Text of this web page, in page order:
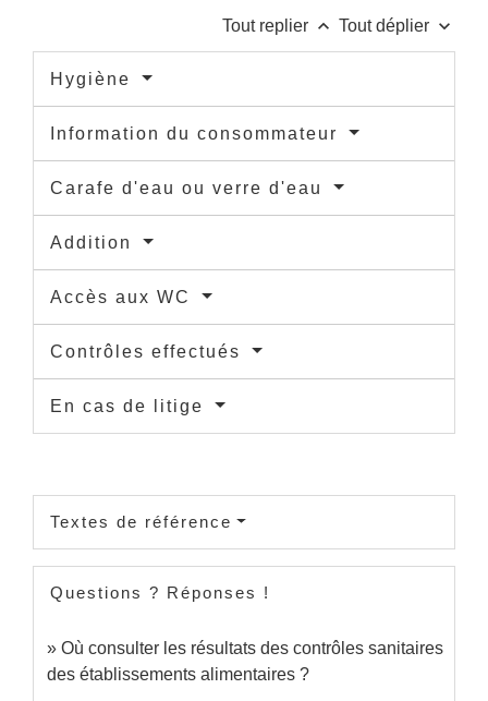
Tout replier keyboard_arrow_up Tout déplier keyboard_arrow_down
Hygiène
Information du consommateur
Carafe d'eau ou verre d'eau
Addition
Accès aux WC
Contrôles effectués
En cas de litige
Textes de référence
Questions ? Réponses !
Où consulter les résultats des contrôles sanitaires
des établissements alimentaires ?